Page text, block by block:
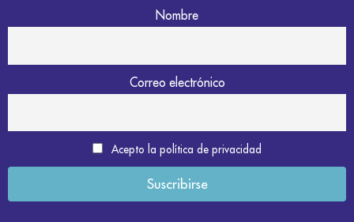
Nombre
Correo electrónico
Acepto la política de privacidad